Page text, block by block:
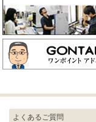
よくあるご質問